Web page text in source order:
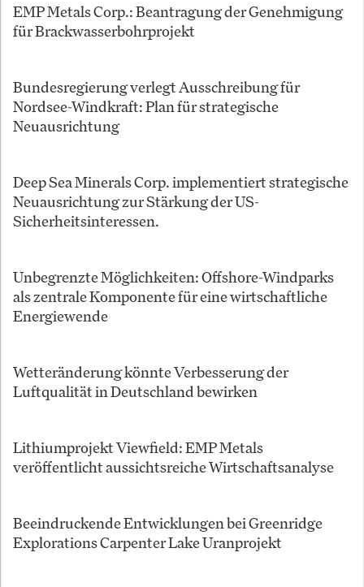
EMP Metals Corp.: Beantragung der Genehmigung
für Brackwasserbohrprojekt
Bundesregierung verlegt Ausschreibung für
Nordsee-Windkraft: Plan für strategische
Neuausrichtung
Deep Sea Minerals Corp. implementiert strategische
Neuausrichtung zur Stärkung der US-
Sicherheitsinteressen.
Unbegrenzte Möglichkeiten: Offshore-Windparks
als zentrale Komponente für eine wirtschaftliche
Energiewende
Wetteränderung könnte Verbesserung der
Luftqualität in Deutschland bewirken
Lithiumprojekt Viewfield: EMP Metals
veröffentlicht aussichtsreiche Wirtschaftsanalyse
Beeindruckende Entwicklungen bei Greenridge
Explorations Carpenter Lake Uranprojekt